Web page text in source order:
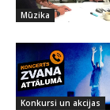
Mūzika
Konkursi un akcijas